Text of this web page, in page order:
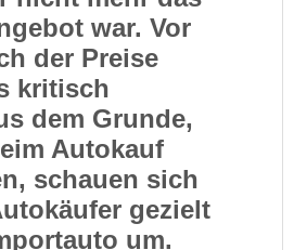
war. Vor
der Preise
kritisch
dem Grunde,
Autokauf
schauen sich
gezielt
um.